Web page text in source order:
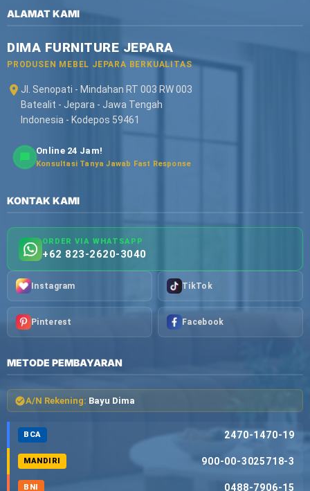
ALAMAT KAMI
DIMA FURNITURE JEPARA
PRODUSEN MEBEL JEPARA BERKUALITAS
Jl. Senopati - Mindahan RT 003 RW 003
Batealit - Jepara - Jawa Tengah
Indonesia - Kodepos 59461
Online 24 Jam!
Konsultasi Tanya Jawab Fast Response
KONTAK KAMI
ORDER VIA WHATSAPP
+62 823-2620-3040
Instagram TikTok
Pinterest Facebook
METODE PEMBAYARAN
A/N Rekening: Bayu Dima
BCA 2470-1470-19
MANDIRI 900-00-3025718-3
BNI 0488-7906-15